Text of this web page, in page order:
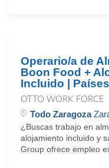
Operario/a de
Boon Food +
Incluido |
OTTO WORK FORCE
Todo Zaragoza
¿Buscas trabajo en
alojamiento incluido y
Group ofrece empleo